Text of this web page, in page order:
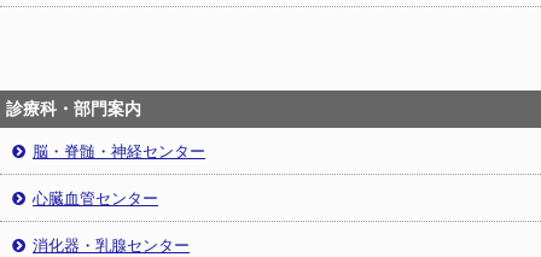
診療科・部門案内
脳・脊髄・神経センター
心臓血管センター
消化器・乳腺センター